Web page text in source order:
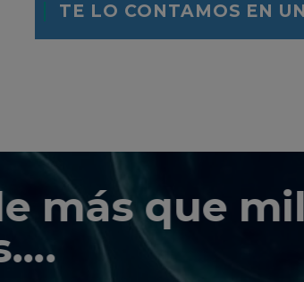
TE LO CONTAMOS EN
más que mil